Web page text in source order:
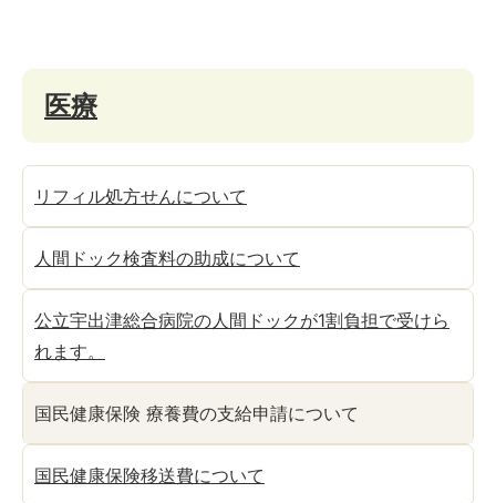
医療
リフィル処方せんについて
人間ドック検査料の助成について
公立宇出津総合病院の人間ドックが1割負担で受けら
れます。
国民健康保険 療養費の支給申請について
国民健康保険移送費について